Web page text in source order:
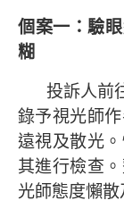
個案一：驗
糊
投訴人前
錄予視光師
遠視及散光
其進行檢查
光師態度懶散